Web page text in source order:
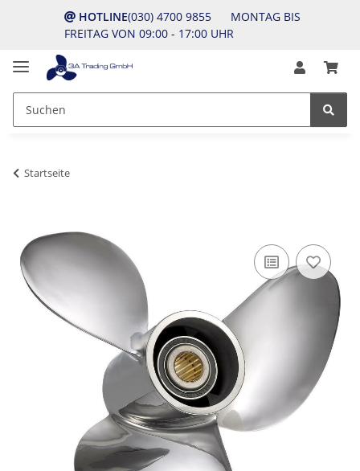
HOTLINE(030) 4700 9855 MONTAG BIS
FREITAG VON 09:00 - 17:00 UHR
Startseite